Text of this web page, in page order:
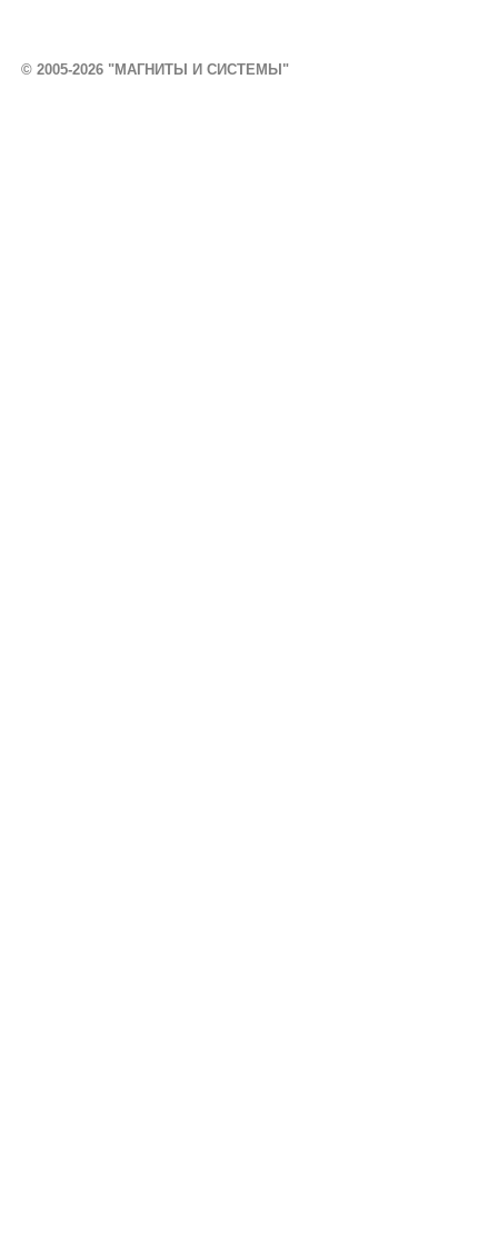
© 2005-2026 "МАГНИТЫ И СИСТЕМЫ"